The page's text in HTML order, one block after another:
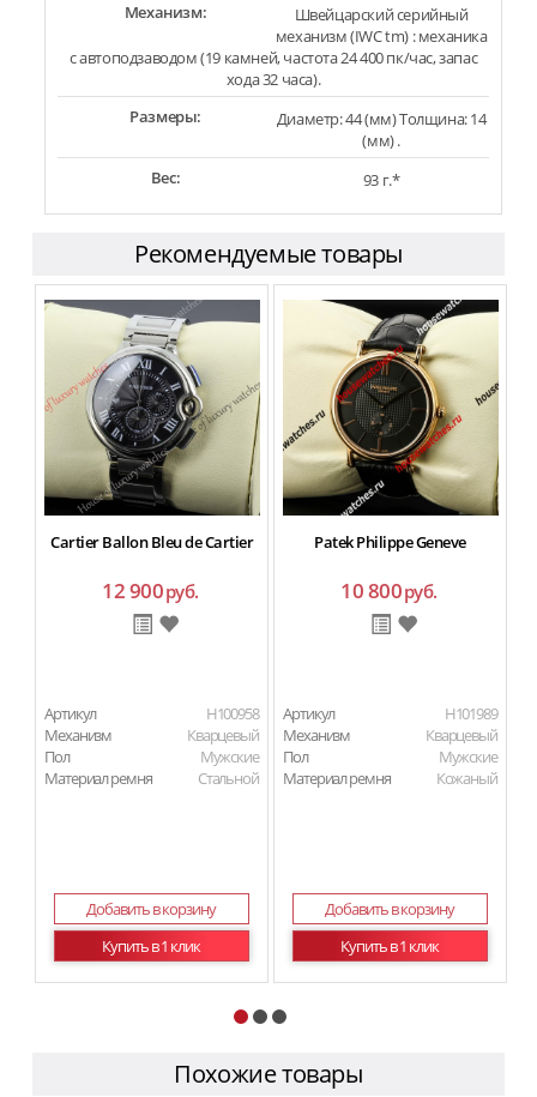
Механизм:
Швейцарский серийный
механизм (IWC tm) : механика
с автоподзаводом (19 камней, частота 24 400 пк/час, запас
хода 32 часа).
Размеры:
Диаметр: 44 (мм) Толщина: 14
(мм) .
Вес:
93 г.*
Рекомендуемые товары
Cartier Ballon Bleu de Cartier
12 900руб.
Артикул
H100958
Механизм
Кварцевый
Пол
Мужские
Материал ремня
Стальной
Добавить в корзину
Купить в 1 клик
Patek Philippe Geneve
10 800руб.
Артикул
H101989
Механизм
Кварцевый
Пол
Мужские
Материал ремня
Кожаный
Добавить в корзину
Купить в 1 клик
Похожие товары